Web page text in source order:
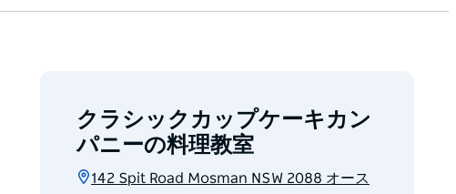
クラシックカップケーキカン
パニーの料理教室
142 Spit Road Mosman NSW 2088 オース